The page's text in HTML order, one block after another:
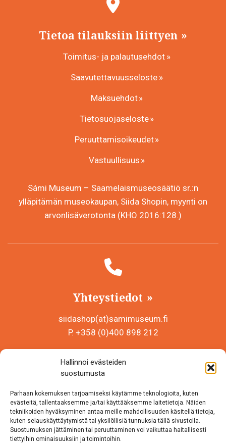
Hallinnoi evästeiden
suostumusta
Parhaan kokemuksen tarjoamiseksi käytämme teknologioita, kuten
evästeitä, tallentaaksemme ja/tai käyttääksemme laitetietoja. Näiden
tekniikoiden hyväksyminen antaa meille mahdollisuuden käsitellä tietoja,
kuten selauskäyttäytymistä tai yksilöllisiä tunnuksia tällä sivustolla.
Suostumuksen jättäminen tai peruuttaminen voi vaikuttaa haitallisesti
tiettyihin ominaisuuksiin ja toimintoihin.
Tietoa tilauksiin liittyen
Toimitus- ja palautusehdot
Saavutettavuusseloste
Maksuehdot
Tietosuojaseloste
Peruuttamisoikeudet
Vastuullisuus
Sámi Museum – Saamelaismuseosäätiö sr.:n
ylläpitämän museokaupan, Siida Shopin, myynti on
arvonlisäverotonta (KHO 2016:128.)
Yhteystiedot
siidashop(at)samimuseum.fi
P. +358 (0)400 898 212
Y-tunnus 0625907-2
Inarintie 46
99870 Inari
Löydät meidät myös somesta!